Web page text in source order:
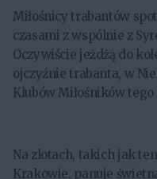
Miłośnicy trabantów
czasami z wspólnie z
Oczywiście jeżdżą do
ojczyźnie trabanta, w
Klubów Miłośników
Na zlotach, takich jak
Krakowie, panuje